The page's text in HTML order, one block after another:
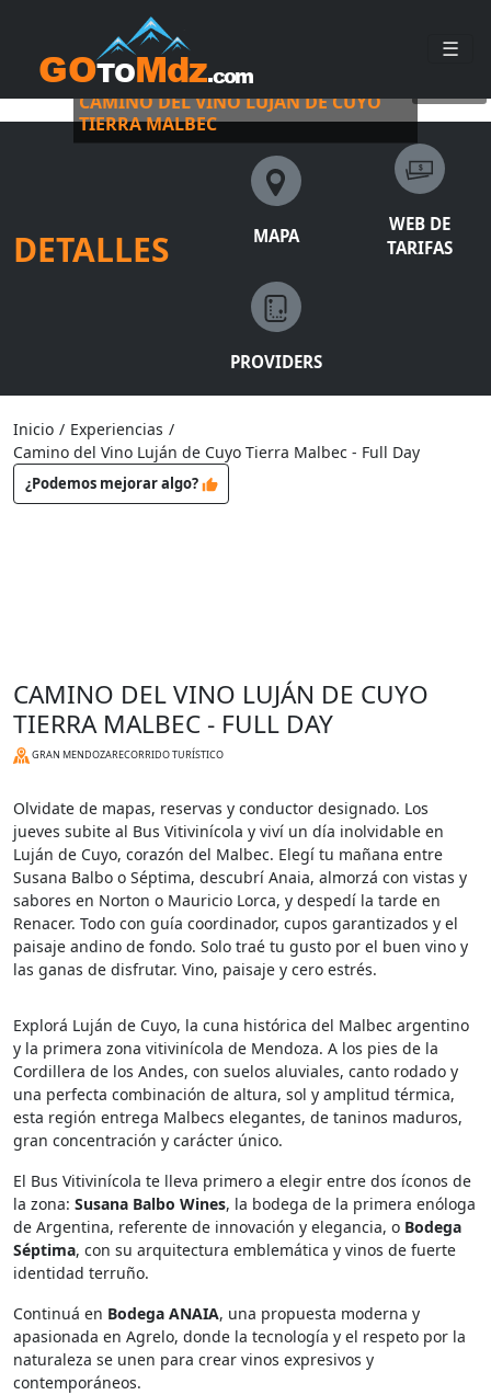
☰
BUS VITIVINÍCOLA + GUÍA
CAMINO DEL VINO LUJÁN DE CUYO
TIERRA MALBEC
DETALLES MAPA
WEB DE
TARIFAS
PROVIDERS
Inicio / Experiencias /
Camino del Vino Luján de Cuyo Tierra Malbec - Full Day
¿Podemos mejorar algo?
CAMINO DEL VINO LUJÁN DE CUYO
TIERRA MALBEC - FULL DAY
GRAN MENDOZARECORRIDO TURÍSTICO
Olvidate de mapas, reservas y conductor designado. Los
jueves subite al Bus Vitivinícola y viví un día inolvidable en
Luján de Cuyo, corazón del Malbec. Elegí tu mañana entre
Susana Balbo o Séptima, descubrí Anaia, almorzá con vistas y
sabores en Norton o Mauricio Lorca, y despedí la tarde en
Renacer. Todo con guía coordinador, cupos garantizados y el
paisaje andino de fondo. Solo traé tu gusto por el buen vino y
las ganas de disfrutar. Vino, paisaje y cero estrés.
Explorá Luján de Cuyo, la cuna histórica del Malbec argentino
y la primera zona vitivinícola de Mendoza. A los pies de la
Cordillera de los Andes, con suelos aluviales, canto rodado y
una perfecta combinación de altura, sol y amplitud térmica,
esta región entrega Malbecs elegantes, de taninos maduros,
gran concentración y carácter único.
El Bus Vitivinícola te lleva primero a elegir entre dos íconos de
la zona: Susana Balbo Wines, la bodega de la primera enóloga
de Argentina, referente de innovación y elegancia, o Bodega
Séptima, con su arquitectura emblemática y vinos de fuerte
identidad terruño.
Continuá en Bodega ANAIA, una propuesta moderna y
apasionada en Agrelo, donde la tecnología y el respeto por la
naturaleza se unen para crear vinos expresivos y
contemporáneos.